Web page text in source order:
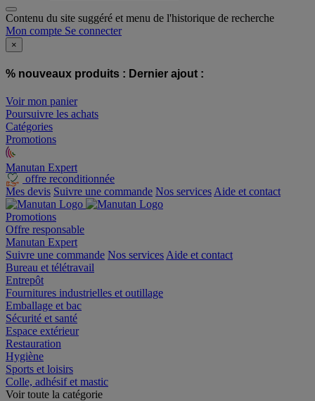
Contenu du site suggéré et menu de l'historique de recherche
Mon compte Se connecter
×
% nouveaux produits : Dernier ajout :
Voir mon panier
Poursuivre les achats
Catégories
Promotions
Manutan Expert
offre reconditionnée
Mes devis Suivre une commande Nos services Aide et contact
Promotions
Offre responsable
Manutan Expert
Suivre une commande Nos services Aide et contact
Bureau et télétravail
Entrepôt
Fournitures industrielles et outillage
Emballage et bac
Sécurité et santé
Espace extérieur
Restauration
Hygiène
Sports et loisirs
Colle, adhésif et mastic
Voir toute la catégorie